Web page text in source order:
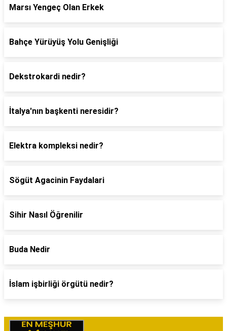
Marsı Yengeç Olan Erkek
Bahçe Yürüyüş Yolu Genişliği
Dekstrokardi nedir?
İtalya'nın başkenti neresidir?
Elektra kompleksi nedir?
Sögüt Agacinin Faydalari
Sihir Nasıl Öğrenilir
Buda Nedir
İslam işbirliği örgütü nedir?